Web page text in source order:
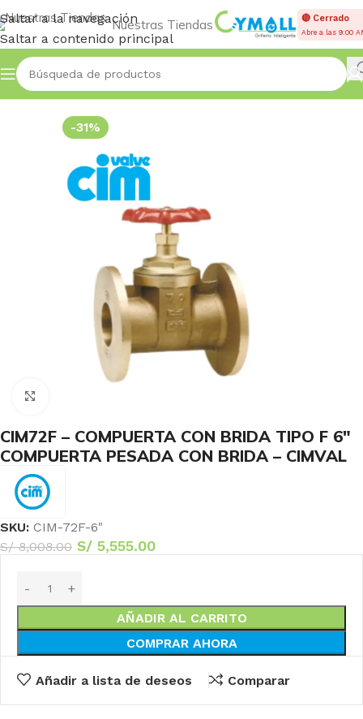
Saltar a la navegación
Saltar a contenido principal
Nuestras Tiendas 🔴 Cerrado
Abre a las 9:00
Inicio VÁLVULAS Compuerta Pesada
-31%
CIM72F – COMPUERTA CON BRIDA TIPO F 6″
COMPUERTA PESADA CON BRIDA – CIMVAL
SKU: CIM-72F-6"
S/8,008.00 S/ 5,555.00
AÑADIR AL CARRITO
COMPRAR AHORA
Añadir a lista de deseos Comparar